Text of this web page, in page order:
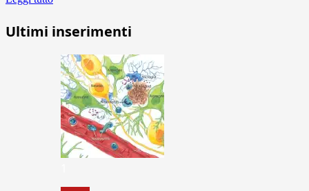
Ultimi inserimenti